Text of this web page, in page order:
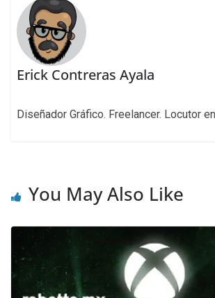
Erick Contreras Ayala
Diseñador Gráfico. Freelancer. Locutor
You May Also Like